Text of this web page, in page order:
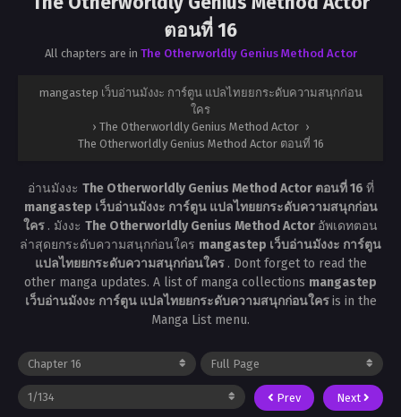
ตอนที่ 16
All chapters are in The Otherworldly Genius Method Actor
mangastep เว็บอ่านมังงะ การ์ตูน แปลไทยยกระดับความสนุกก่อน
ใคร
› The Otherworldly Genius Method Actor ›
The Otherworldly Genius Method Actor ตอนที่ 16
อ่านมังงะ The Otherworldly Genius Method Actor ตอนที่ 16 ที่
mangastep เว็บอ่านมังงะ การ์ตูน แปลไทยยกระดับความสนุกก่อน
ใคร . มังงะ The Otherworldly Genius Method Actor อัพเดทตอน
ล่าสุดยกระดับความสนุกก่อนใคร mangastep เว็บอ่านมังงะ การ์ตูน
แปลไทยยกระดับความสนุกก่อนใคร . Dont forget to read the
other manga updates. A list of manga collections mangastep
เว็บอ่านมังงะ การ์ตูน แปลไทยยกระดับความสนุกก่อนใครis in the
Manga List menu.
Prev Next